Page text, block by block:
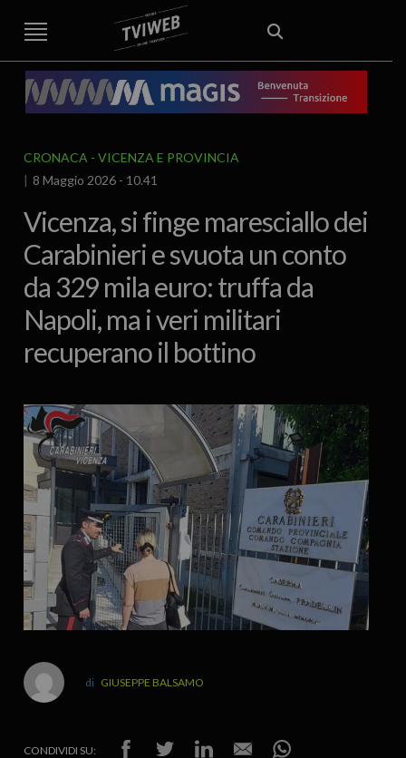
STREET TG CRONACA VENETO
VICENZA E PROVINCIA
AREA BERICA
ECONOMIA ATTUALITA’ POLITICA
EDITORIALE ITALIA E MONDO CURIOSITÀ – LIFESTYLE
CULTURA ARTE
SPORT
IL GRAFFIO FOOD & DRINK
CRONACA
VICENZA E PROVINCIA
8 Maggio 2026 - 10.41
Vicenza, si finge maresciallo dei
Carabinieri e svuota un conto
da 329 mila euro: truffa da
Napoli, ma i veri militari
recuperano il bottino
GIUSEPPE BALSAMO
CONDIVIDI SU: